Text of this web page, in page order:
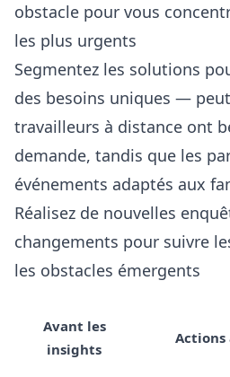
obstacle pour vous
les plus urgents
Segmentez les solutions
des besoins uniques —
travailleurs à distance ont
demande, tandis que les
événements adaptés aux
Réalisez de nouvelles
changements pour suivre
les obstacles émergents
Avant les
insights
Actions